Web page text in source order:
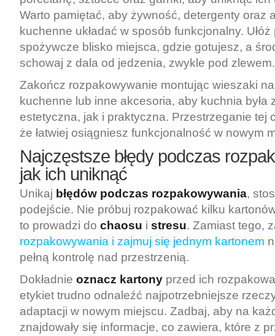
Warto pamiętać, aby żywność, detergenty oraz
kuchenne układać w sposób funkcjonalny.
spożywcze blisko miejsca, gdzie gotujesz, a
schowaj z dala od jedzenia, zwykle pod zlewem.
Zakończ rozpakowywanie montując wieszaki
kuchenne lub inne akcesoria, aby kuchnia była
estetyczna, jak i praktyczna. Przestrzeganie tej
że łatwiej osiągniesz funkcjonalność w nowym
Najczęstsze błędy podczas
jak ich uniknąć
Unikaj błędów podczas rozpakowywania,
podejście. Nie próbuj rozpakować kilku
to prowadzi do chaosu i stresu. Zamiast tego,
rozpakowywania i zajmuj się jednym kartonem
pełną kontrolę nad przestrzenią.
Dokładnie oznacz kartony przed ich
etykiet trudno odnaleźć najpotrzebniejsze
adaptacji w nowym miejscu. Zadbaj, aby na
znajdowały się informacje, co zawiera, które z